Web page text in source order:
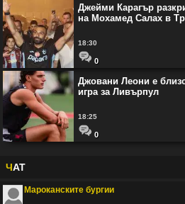
Джейми Карагър
на Мохамед Салах в
18:30
0
Джовани Леони е
игра за Ливърпул
18:25
0
ЧАТ
Мароканските бургии